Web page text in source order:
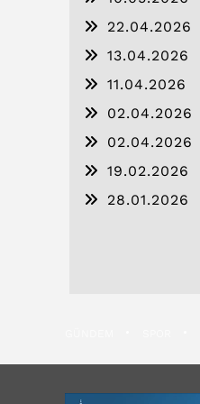
22.04.2026
13.04.2026
11.04.2026
02.04.2026
02.04.2026
19.02.2026
28.01.2026